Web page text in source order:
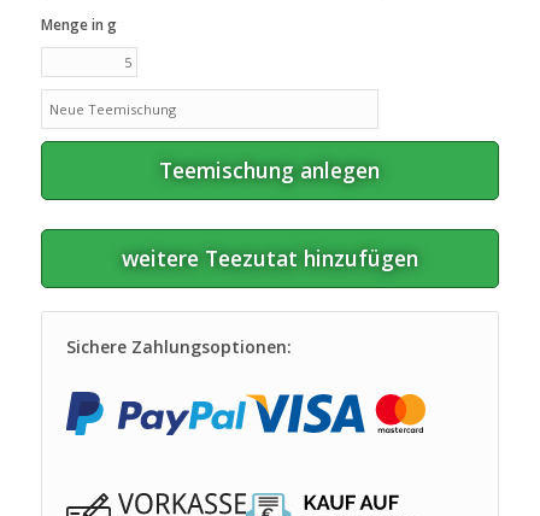
Menge in g
Teemischung anlegen
weitere Teezutat hinzufügen
Sichere Zahlungsoptionen: